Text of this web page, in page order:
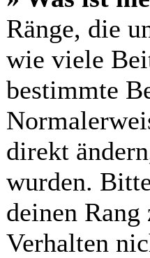
Ränge, die
wie viele
bestimmte
direkt
wurden.
deinen
Verhalten